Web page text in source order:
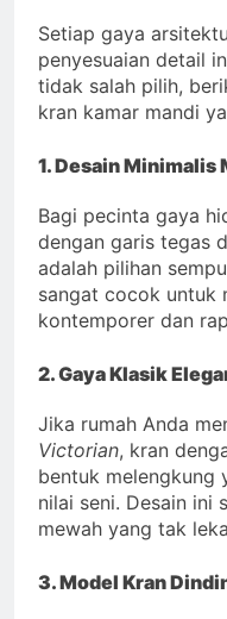
Setiap gaya
penyesuaian detail
tidak salah pilih,
kran kamar mandi
1. Desain Minimalis
Bagi pecinta gaya
dengan garis tegas
adalah pilihan
sangat cocok untuk
kontemporer dan
2. Gaya Klasik
Jika rumah Anda
Victorian, kran
bentuk melengkung
nilai seni. Desain ini
mewah yang tak
3. Model Kran